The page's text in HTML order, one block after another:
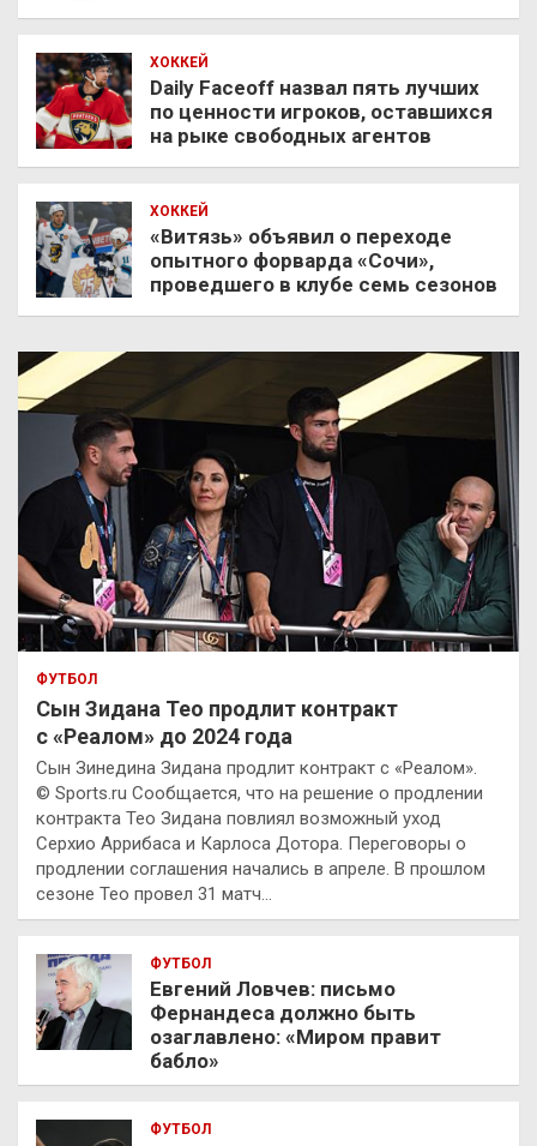
ХОККЕЙ
Daily Faceoff назвал пять лучших
по ценности игроков, оставшихся
на рыке свободных агентов
ХОККЕЙ
«Витязь» объявил о переходе
опытного форварда «Сочи»,
проведшего в клубе семь сезонов
ФУТБОЛ
Сын Зидана Тео продлит контракт
с «Реалом» до 2024 года
Сын Зинедина Зидана продлит контракт с «Реалом».
© Sports.ru Сообщается, что на решение о продлении
контракта Тео Зидана повлиял возможный уход
Серхио Аррибаса и Карлоса Дотора. Переговоры о
продлении соглашения начались в апреле. В прошлом
сезоне Тео провел 31 матч…
ФУТБОЛ
Евгений Ловчев: письмо
Фернандеса должно быть
озаглавлено: «Миром правит
бабло»
ФУТБОЛ